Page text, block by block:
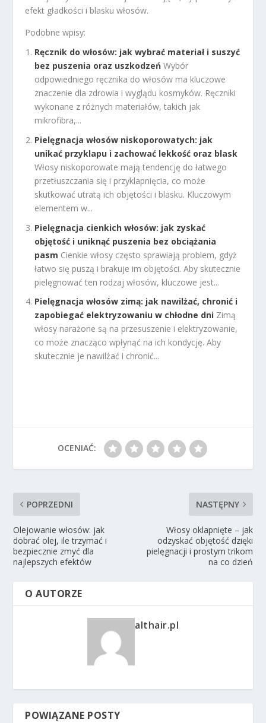
efekt gładkości i blasku włosów.
Podobne wpisy:
Ręcznik do włosów: jak wybrać materiał i suszyć
bez puszenia oraz uszkodzeń Wybór
odpowiedniego ręcznika do włosów ma kluczowe
znaczenie dla zdrowia i wyglądu kosmyków. Ręczniki
wykonane z różnych materiałów, takich jak
mikrofibra,...
Pielęgnacja włosów niskoporowatych: jak
unikać przyklapu i zachować lekkość oraz blask
Włosy niskoporowate mają tendencję do łatwego
przetłuszczania się i przyklapnięcia, co może
skutkować utratą ich objętości i blasku. Kluczowym
elementem w...
Pielęgnacja cienkich włosów: jak zyskać
objętość i uniknąć puszenia bez obciążania
pasm Cienkie włosy często sprawiają problem, gdyż
łatwo się puszą i brakuje im objętości. Aby skutecznie
pielęgnować ten rodzaj włosów, kluczowe jest...
Pielęgnacja włosów zimą: jak nawilżać, chronić i
zapobiegać elektryzowaniu w chłodne dni Zimą
włosy narażone są na przesuszenie i elektryzowanie,
co może znacząco wpłynąć na ich kondycję. Aby
skutecznie je nawilżać i chronić...
OCENIAĆ:
POPRZEDNI
Olejowanie włosów: jak
dobrać olej, ile trzymać i
bezpiecznie zmyć dla
najlepszych efektów
NASTĘPNY
Włosy oklapnięte – jak
odzyskać objętość dzięki
pielęgnacji i prostym trikom
na co dzień
O AUTORZE
althair.pl
POWIĄZANE POSTY